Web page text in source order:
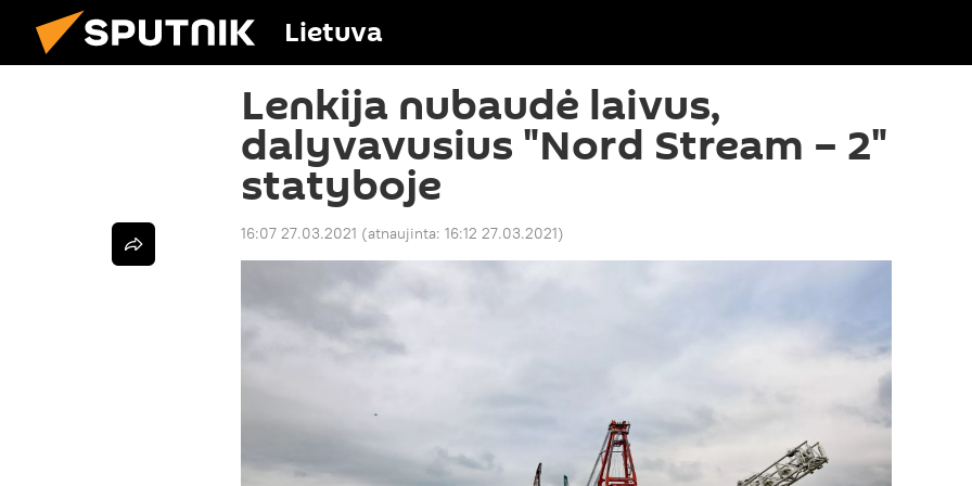
Lietuva
Lenkija nubaudė laivus,
dalyvavusius "Nord Stream – 2"
statyboje
16:07 27.03.2021 (atnaujinta: 16:12 27.03.2021)